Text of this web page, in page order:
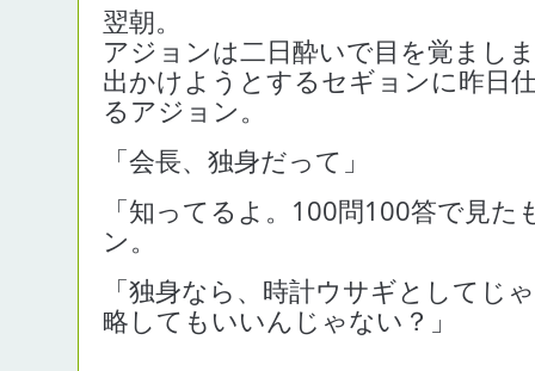
翌朝。
アジョンは二日酔いで目を覚まし
出かけようとするセギョンに昨日
るアジョン。
「会長、独身だって」
「知ってるよ。100問100答で見た
ン。
「独身なら、時計ウサギとしてじ
略してもいいんじゃない？」